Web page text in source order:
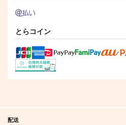
とらコイン
配送